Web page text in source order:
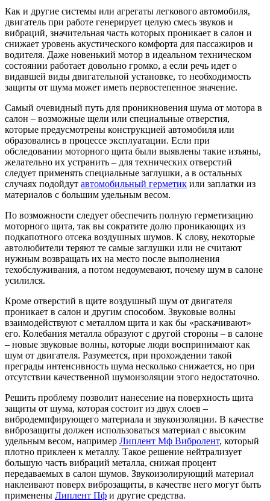
Как и другие системы или агрегаты легкового автомобиля,
двигатель при работе генерирует целую смесь звуков и
вибраций, значительная часть которых проникает в салон и
снижает уровень акустического комфорта для пассажиров и
водителя. Даже новенький мотор в идеальном техническом
состоянии работает довольно громко, а если речь идет о
видавшей виды двигательной установке, то необходимость
защиты от шума может иметь первостепенное значение.
Самый очевидный путь для проникновения шума от мотора в
салон – возможные щели или специальные отверстия,
которые предусмотрены конструкцией автомобиля или
образовались в процессе эксплуатации. Если при
обследовании моторного щита были выявлены такие изъяны,
желательно их устранить – для технических отверстий
следует применять специальные заглушки, а в остальных
случаях подойдут автомобильный герметик или заплатки из
материалов с большим удельным весом.
По возможности следует обеспечить полную герметизацию
моторного щита, так вы сократите долю проникающих из
подкапотного отсека воздушных шумов. К слову, некоторые
автолюбители теряют те самые заглушки или не считают
нужным возвращать их на место после выполнения
техобслуживания, а потом недоумевают, почему шум в салоне
усилился.
Кроме отверстий в щите воздушный шум от двигателя
проникает в салон и другим способом. Звуковые волны
взаимодействуют с металлом щита и как бы «раскачивают»
его. Колебания металла образуют с другой стороны – в салоне
– новые звуковые волны, которые люди воспринимают как
шум от двигателя. Разумеется, при прохождении такой
преграды интенсивность шума несколько снижается, но при
отсутствии качественной шумоизоляции этого недостаточно.
Решить проблему позволит нанесение на поверхность щита
защиты от шума, которая состоит из двух слоев –
вибродемпфирующего материала и звукоизоляции. В качестве
виброзащиты должен использоваться материал с высоким
удельным весом, например Липлент Мф Вибролент, который
плотно приклеен к металлу. Такое решение нейтрализует
большую часть вибраций металла, снижая процент
передаваемых в салон шумов. Звукоизолирующий материал
наклеивают поверх виброзащиты, в качестве него могут быть
применены Липлент Пф и другие средства.